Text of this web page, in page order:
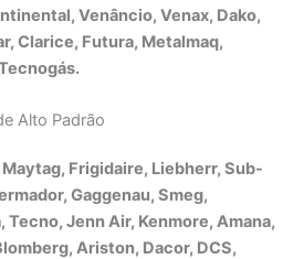
Venâncio, Venax, Dako,
Clarice, Futura, Metalmaq,
Alto Padrão
Frigidaire, Liebherr, Sub-
Gaggenau, Smeg,
Jenn Air, Kenmore, Amana,
Ariston, Dacor, DCS,